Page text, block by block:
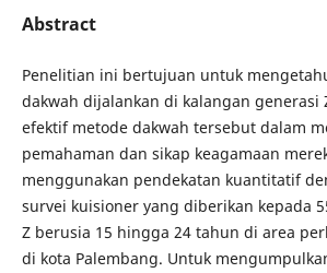
Abstract
Penelitian ini bertujuan untuk
dakwah dijalankan di kalangan generasi
efektif metode dakwah tersebut dalam
pemahaman dan sikap keagamaan
menggunakan pendekatan kuantitatif
survei kuisioner yang diberikan kepada
Z berusia 15 hingga 24 tahun di area
di kota Palembang. Untuk